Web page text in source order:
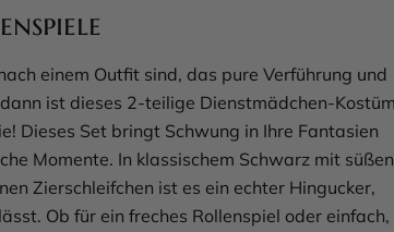
einem Outfit sind, das pure Verführung und
ist dieses 2-teilige Dienstmädchen-
Dieses Set bringt Schwung in Ihre Fantasien
Momente. In klassischem Schwarz mit süßen
Zierschleifchen ist es ein echter Hingucker,
Ob für ein freches Rollenspiel oder einfach,